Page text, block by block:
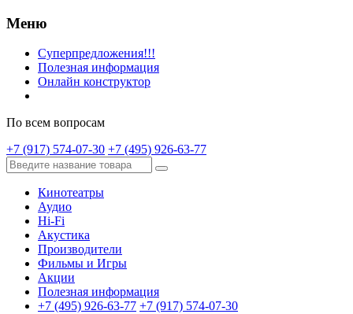
Меню
Суперпредложения!!!
Полезная информация
Онлайн конструктор
По всем вопросам
+7 (917) 574-07-30 +7 (495) 926-63-77
Кинотеатры
Аудио
Hi-Fi
Акустика
Производители
Фильмы и Игры
Акции
Полезная информация
+7 (495) 926-63-77 +7 (917) 574-07-30